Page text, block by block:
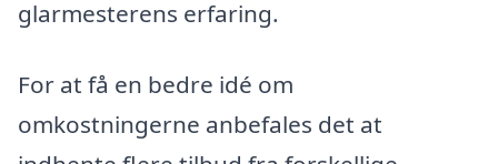
glarmesterens erfaring.
For at få en bedre idé om
omkostningerne anbefales det at